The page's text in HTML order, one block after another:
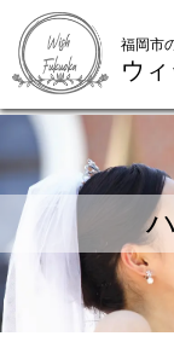
福岡市
ウ